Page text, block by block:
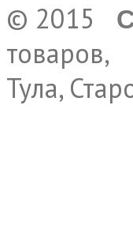
© 2015
товаров,
Тула,